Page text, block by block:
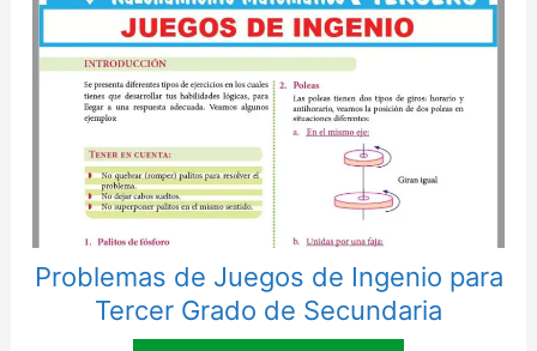
Problemas de Juegos de Ingenio para
Tercer Grado de Secundaria